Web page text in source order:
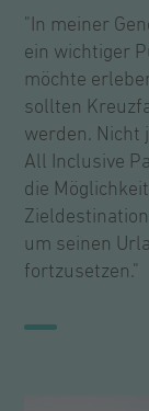
"In meiner
ein wichtiger
möchte
sollten
werden. Nicht
All Inclusive
die
um seinen
fortzusetzen."